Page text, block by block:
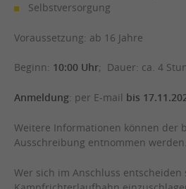
Selbstversorgung
Voraussetzung: ab 16 Jahre
Beginn: 10:00 Uhr; Dauer: ca. 4
Anmeldung: per E-mail bis
Weitere Informationen können der
Ausschreibung entnommen werden.
Wer sich im Anschluss entscheiden